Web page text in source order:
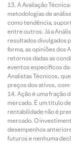
A Avaliação
metodologias de
como tendência,
entre outros. Já a
resultados divulgados
forma, as opiniões dos
retornos dadas as
eventos específicos da
Analistas Técnicos,
preços dos ativos, com
Ação é uma fração
mercado. É um título
rentabilidade não é
mercado. O
desempenhos
futuros e nenhuma